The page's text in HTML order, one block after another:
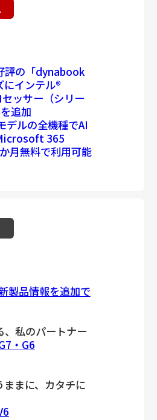
評の「dynabook
にインテル®
ッサー（シリー
追加
デルの全機種でAI
365
月無料で利用可能
製品情報を追加で
、私のパートナー
・G6
ままに、カタチに